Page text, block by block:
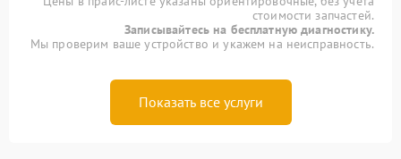
стоимости запчастей.
Записывайтесь на бесплатную диагностику.
Мы проверим ваше устройство и укажем на неисправность.
Показать все услуги